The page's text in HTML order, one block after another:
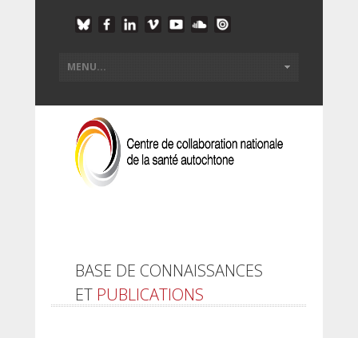
BASE DE CONNAISSANCES
ET PUBLICATIONS